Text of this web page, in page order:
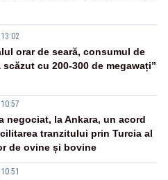
orar de seară, consumul de
scăzut cu 200-300 de megawați”
negociat, la Ankara, un acord
tranzitului prin Turcia al
de ovine și bovine